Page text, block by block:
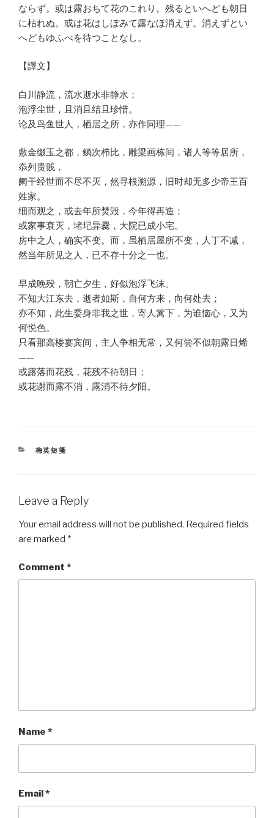
ならず。或は露おちて花のこれり。残るといへども朝日
に枯れぬ。或は花はしぼみて露なほ消えず。消えずとい
へどもゆふべを待つことなし。
【譯文】
白川静流，流水逝水非静水；
泡浮尘世，且消且结且珍惜。
论及鸟鱼世人，栖居之所，亦作同理——
敷金缀玉之都，鳞次栉比，雕梁画栋间，诸人等等居所，
忝列贵贱，
阑干经世而不尽不灭，然寻根溯源，旧时却无多少帝王百
姓家。
细而观之，或去年所焚毁，今年得再造；
或家事衰灭，堵圮异爨，大院已成小宅。
房中之人，确实不变。而，虽栖居屋所不变，人丁不减，
然当年所见之人，已不存十分之一也。
早成晚殁，朝亡夕生，好似泡浮飞沫。
不知大江东去，逝者如斯，自何方来，向何处去；
亦不知，此生委身非我之世，寄人篱下，为谁恼心，又为
何悦色。
只看那高楼宴宾间，主人争相无常，又何尝不似朝露日烯
——
或露落而花残，花残不待朝日；
或花谢而露不消，露消不待夕阳。
CATEGORIES
梅英短箋
Leave a Reply
Your email address will not be published. Required fields
are marked *
Comment *
Name *
Email *